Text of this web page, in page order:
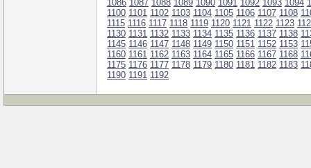
1086 1087 1088 1089 1090 1091 1092 1093 1094
1100 1101 1102 1103 1104 1105 1106 1107 1108
1115 1116 1117 1118 1119 1120 1121 1122 1123
1130 1131 1132 1133 1134 1135 1136 1137 1138
1145 1146 1147 1148 1149 1150 1151 1152 1153
1160 1161 1162 1163 1164 1165 1166 1167 1168
1175 1176 1177 1178 1179 1180 1181 1182 1183
1190 1191 1192